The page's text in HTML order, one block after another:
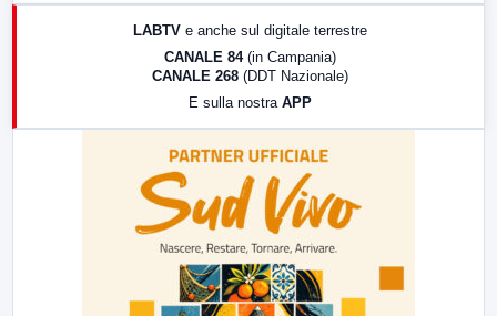
17:00 LabNews (replica)
LABTV e anche sul digitale terrestre
CANALE 84 (in Campania)
CANALE 268 (DDT Nazionale)
E sulla nostra APP